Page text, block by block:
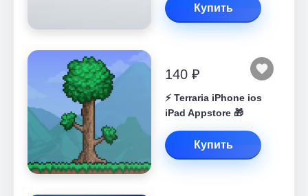
Купить
140 ₽
⚡️ Terraria iPhone ios
iPad Appstore 🎁
Купить